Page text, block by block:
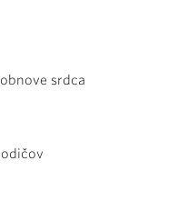
srdca